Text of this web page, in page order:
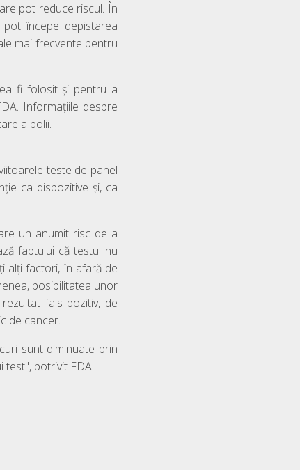
pot reduce riscul. În
începe depistarea
mai frecvente pentru
fi folosit și pentru a
Informațiile despre
a bolii.
teste de panel
ca dispozitive și, ca
un anumit risc de a
faptului că testul nu
alți factori, în afară de
posibilitatea unor
fals pozitiv, de
de cancer.
sunt diminuate prin
potrivit FDA.